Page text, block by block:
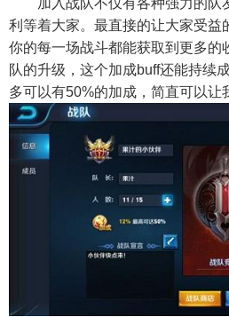
利等着大家。最直接的让大家受益
你的每一场战斗都能获取到更多的
队的升级，这个加成buff还能持续
多可以有50%的加成，简直可以让